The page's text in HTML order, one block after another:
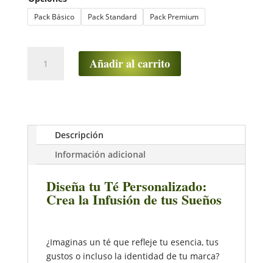
Pack Básico Pack Standard Pack Premium
Personalizado
tu
Infusión
cantidad
Añadir al carrito
Descripción
Información adicional
Diseña tu Té Personalizado:
Crea la Infusión de tus Sueños
¿Imaginas un té que refleje tu esencia, tus
gustos o incluso la identidad de tu marca?